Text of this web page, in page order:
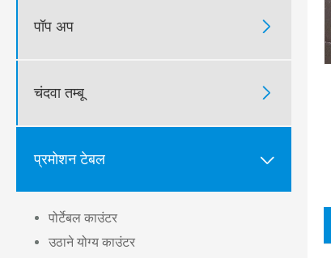
पॉप अप 
चंदवा तम्बू 
प्रमोशन टेबल 
पोर्टेबल काउंटर
उठाने योग्य काउंटर